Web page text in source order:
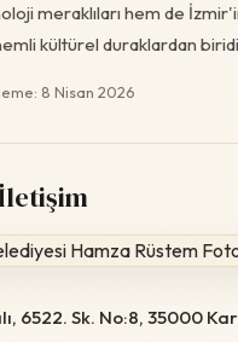
meraklıları hem de
kültürel duraklardan
8 Nisan 2026
6522. Sk. No:8, 35000